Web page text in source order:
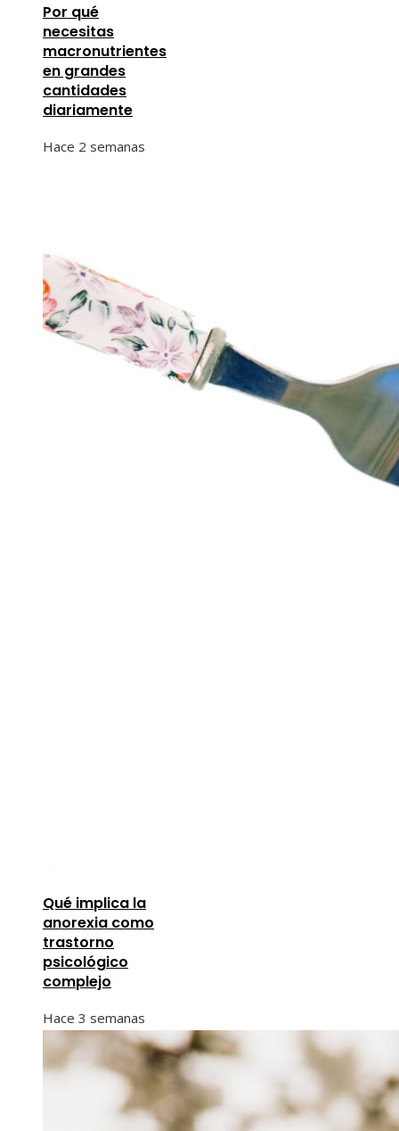
Por qué
necesitas
macronutrientes
en grandes
cantidades
diariamente
Hace 2 semanas
Qué implica la
anorexia como
trastorno
psicológico
complejo
Hace 3 semanas